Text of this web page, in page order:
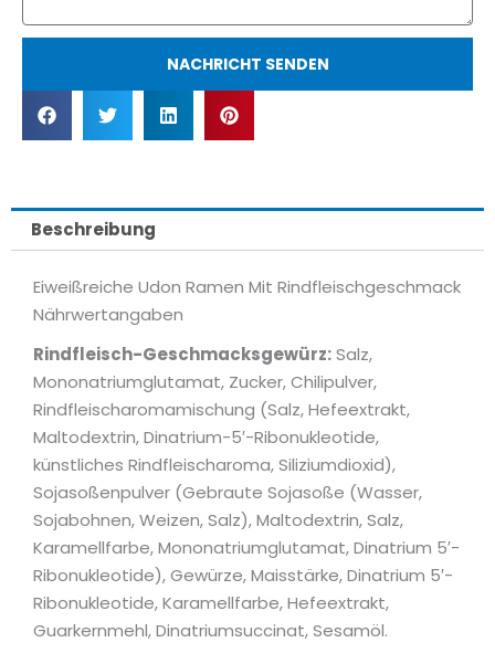
NACHRICHT SENDEN
Beschreibung
Eiweißreiche Udon Ramen Mit Rindfleischgeschmack
Nährwertangaben
Rindfleisch-Geschmacksgewürz:Salz,
Mononatriumglutamat, Zucker, Chilipulver,
Rindfleischaromamischung (Salz, Hefeextrakt,
Maltodextrin, Dinatrium-5′-Ribonukleotide,
künstliches Rindfleischaroma, Siliziumdioxid),
Sojasoßenpulver (Gebraute Sojasoße (Wasser,
Sojabohnen, Weizen, Salz), Maltodextrin, Salz,
Karamellfarbe, Mononatriumglutamat, Dinatrium 5′-
Ribonukleotide), Gewürze, Maisstärke, Dinatrium 5′-
Ribonukleotide, Karamellfarbe, Hefeextrakt,
Guarkernmehl, Dinatriumsuccinat, Sesamöl.